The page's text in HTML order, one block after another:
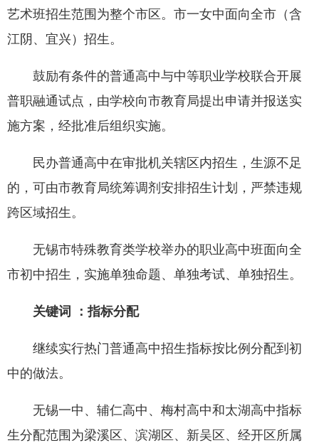
艺术班招生范围为整个市区。市一女中面向全市（含
江阴、宜兴）招生。
鼓励有条件的普通高中与中等职业学校联合开展
普职融通试点，由学校向市教育局提出申请并报送实
施方案，经批准后组织实施。
民办普通高中在审批机关辖区内招生，生源不足
的，可由市教育局统筹调剂安排招生计划，严禁违规
跨区域招生。
无锡市特殊教育类学校举办的职业高中班面向全
市初中招生，实施单独命题、单独考试、单独招生。
关键词 ：指标分配
继续实行热门普通高中招生指标按比例分配到初
中的做法。
无锡一中、辅仁高中、梅村高中和太湖高中指标
生分配范围为梁溪区、滨湖区、新吴区、经开区所属